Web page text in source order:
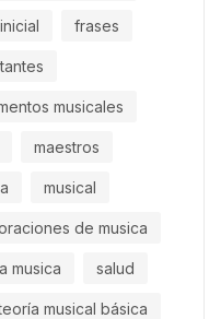
frases
musicales
maestros
musical
de musica
musica salud
musical básica